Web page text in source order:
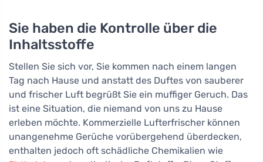
Sie haben die Kontrolle über die
Inhaltsstoffe
Stellen Sie sich vor, Sie kommen nach einem langen
Tag nach Hause und anstatt des Duftes von sauberer
und frischer Luft begrüßt Sie ein muffiger Geruch. Das
ist eine Situation, die niemand von uns zu Hause
erleben möchte. Kommerzielle Lufterfrischer können
unangenehme Gerüche vorübergehend überdecken,
enthalten jedoch oft schädliche Chemikalien wie